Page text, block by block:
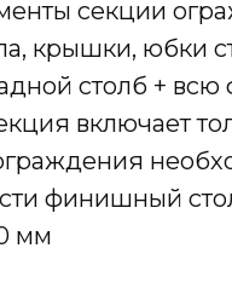
секции
крышки, юбки
столб + всю
включает
финишный
мм